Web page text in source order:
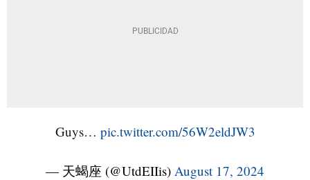
Guys… pic.twitter.com/56W2eldJW3
— 天蝎座 (@UtdEIIis) August 17, 2024